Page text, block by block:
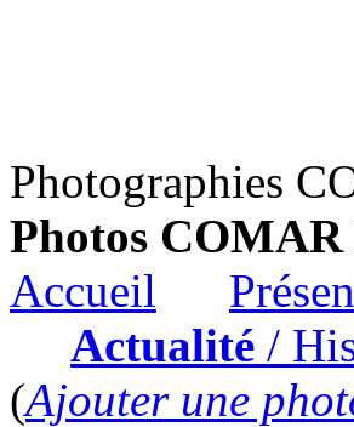
Photographies
Photos
Accueil
Actualité /
(Ajouter une